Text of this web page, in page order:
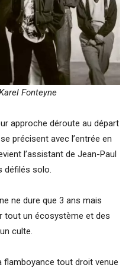
Fonteyne
approche déroute au départ
précisent avec l’entrée en
l’assistant de Jean-Paul
défilés solo.
ne dure que 3 ans mais
tout un écosystème et des
culte.
tout droit venue